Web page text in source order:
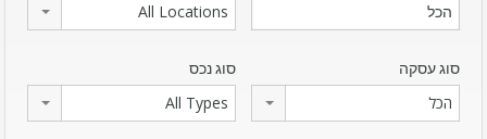
All Locations
סוג עסקה
הכל
סוג נכס
All Types